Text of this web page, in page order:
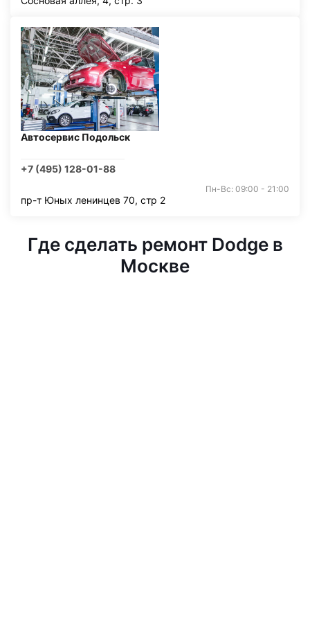
Автосервис Подольск
+7 (495) 128-01-88
Пн-Вс: 09:00 - 21:00
пр-т Юных ленинцев 70, стр 2
Где сделать ремонт Dodge в
Москве